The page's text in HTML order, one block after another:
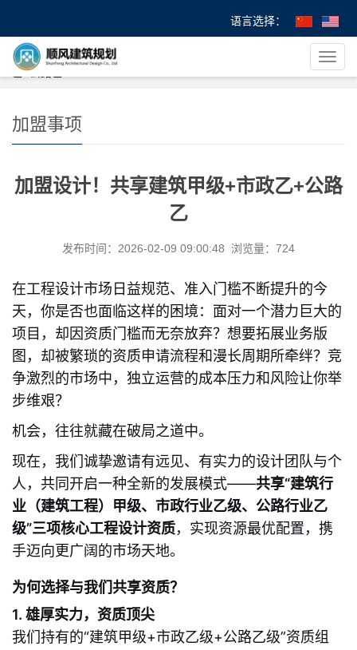
语言选择：
导
航
您的位置：首 页>
> 加盟设计！共享建筑甲级+市政
乙+公路乙
加盟事项
加盟设计！共享建筑甲级+市政乙+公路
乙
发布时间：2026-02-09 09:00:48 浏览量：724
在工程设计市场日益规范、准入门槛不断提升的今
天，你是否也面临这样的困境：面对一个潜力巨大的
项目，却因资质门槛而无奈放弃？想要拓展业务版
图，却被繁琐的资质申请流程和漫长周期所牵绊？竞
争激烈的市场中，独立运营的成本压力和风险让你举
步维艰？
机会，往往就藏在破局之道中。
现在，我们诚挚邀请有远见、有实力的设计团队与个
人，共同开启一种全新的发展模式——共享“建筑行
业（建筑工程）甲级、市政行业乙级、公路行业乙
级”三项核心工程设计资质，实现资源最优配置，携
手迈向更广阔的市场天地。
为何选择与我们共享资质？
1. 雄厚实力，资质顶尖
我们持有的“建筑甲级+市政乙级+公路乙级”资质组